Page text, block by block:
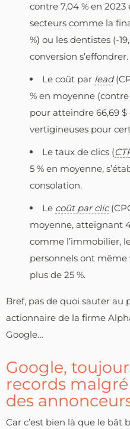
contre 7,04 % en 2023
secteurs comme la
%) ou les dentistes (-
conversion s’effondrer.
Le coût par lead
% en moyenne
pour atteindre 66,69 $
vertigineuses pour
Le taux de clics (
5 % en moyenne,
consolation.
Le coût par clic
moyenne, atteignant
comme l’immobilier,
personnels ont
plus de 25 %.
Bref, pas de quoi sauter au
actionnaire de la firme
Google…
Google,
records
des
Car c’est bien là que le bât